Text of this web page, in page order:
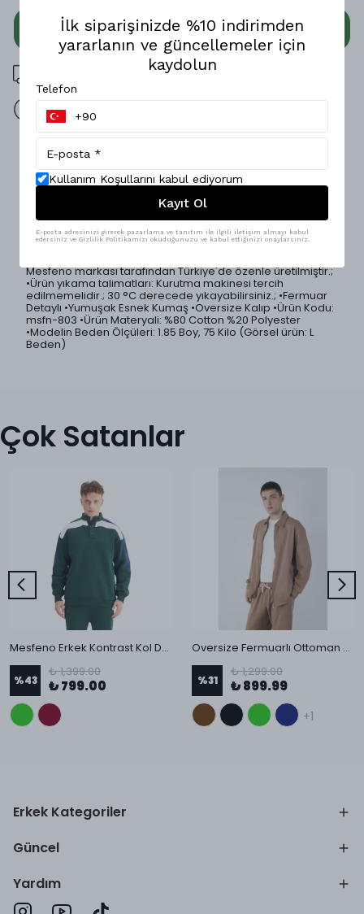
WHATSAPP
3000 TL üzeri ücretsiz kargo
14 gün içinde iade değişim
Ürün Açıklaması
Minimal tasarımıyla öne çıkan yarım fermuarlı oversize
erkek sweatshirt, yanda yırtmaç detayı ve premium kumaş
dokusuyla konforu ve stili bir arada sunar.; Salaş kesimiyle
özgür bir duruş sağlarken, yumuşak premium kumaşı
sayesinde gün boyu rahat bir kullanım sunar.; 5 farklı renk
seçeneği ile geniş kombin imkanı sunar.; Sokak Modası ve
Mesfeno markası tarafından Türkiye'de özenle üretilmiştir.;
•Ürün yıkama talimatları: Kurutma makinesi tercih
edilmemelidir.; 30 °C derecede yıkayabilirsiniz.; •Fermuar
Detaylı •Yumuşak Esnek Kumaş •Oversize Kalıp •Ürün Kodu:
msfn-803 •Ürün Materyali: %80 Cotton %20 Polyester
•Modelin Beden Ölçüleri: 1.85 Boy, 75 Kilo (Görsel ürün: L
Beden)
Çok Satanlar
Mesfeno Erkek Kontrast Kol Detaylı Oversize Sweatshirt
%43
₺ 1,399.00
₺ 799.00
Oversize Fermuarlı Ottoman Sweatshirt
%31
₺ 1,299.00
₺ 899.99
+1
Erkek Kategoriler
Güncel
Yardım
İlk siparişinizde %10 indirimden
yararlanın ve güncellemeler için
kaydolun
Telefon
Kullanım Koşullarını kabul ediyorum
Kayıt Ol
E-posta adresinizi girerek pazarlama ve tanıtım ile ilgili iletişim almayı kabul
edersiniz ve Gizlilik Politikamızı okuduğunuzu ve kabul ettiğinizi onaylarsınız.